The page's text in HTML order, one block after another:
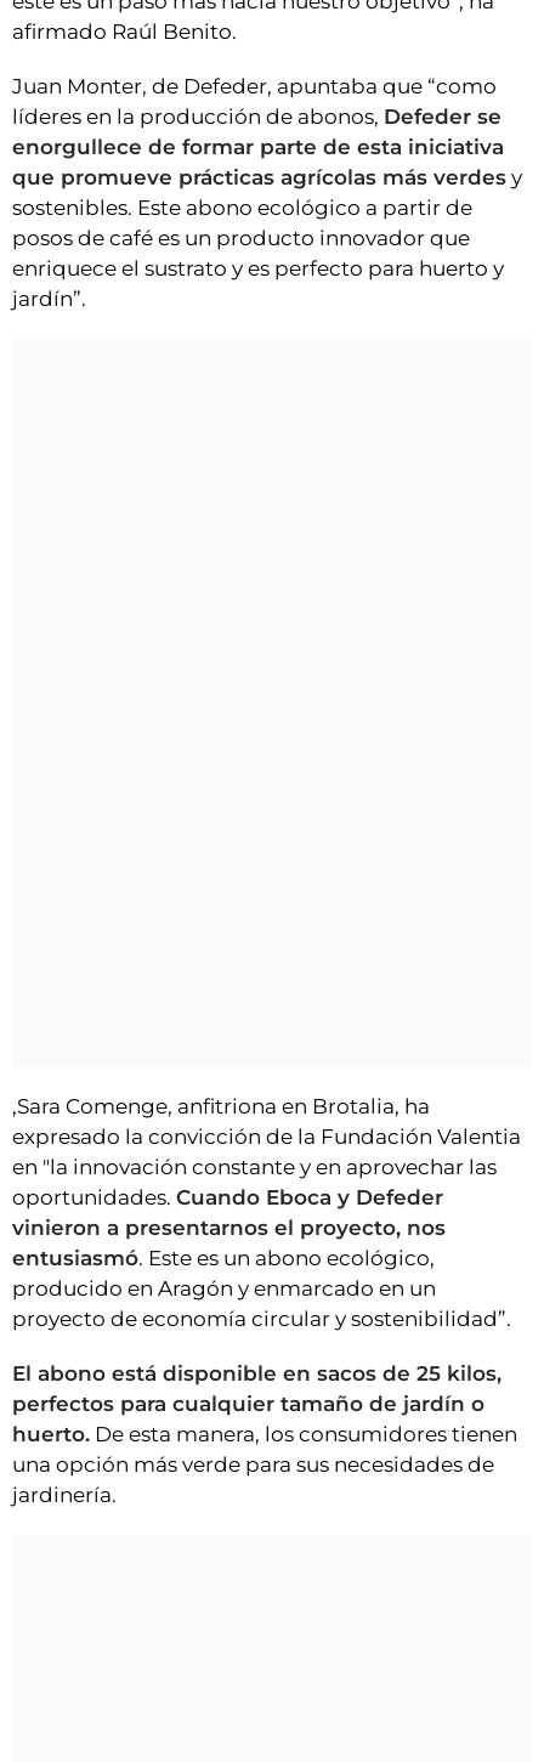
afirmado Raúl Benito.
Juan Monter, de Defeder, apuntaba que “como
líderes en la producción de abonos, Defeder se
enorgullece de formar parte de esta iniciativa
que promueve prácticas agrícolas más verdes y
sostenibles. Este abono ecológico a partir de
posos de café es un producto innovador que
enriquece el sustrato y es perfecto para huerto y
jardín”.
,Sara Comenge, anfitriona en Brotalia, ha
expresado la convicción de la Fundación Valentia
en "la innovación constante y en aprovechar las
oportunidades. Cuando Eboca y Defeder
vinieron a presentarnos el proyecto, nos
entusiasmó. Este es un abono ecológico,
producido en Aragón y enmarcado en un
proyecto de economía circular y sostenibilidad”.
El abono está disponible en sacos de 25 kilos,
perfectos para cualquier tamaño de jardín o
huerto. De esta manera, los consumidores tienen
una opción más verde para sus necesidades de
jardinería.